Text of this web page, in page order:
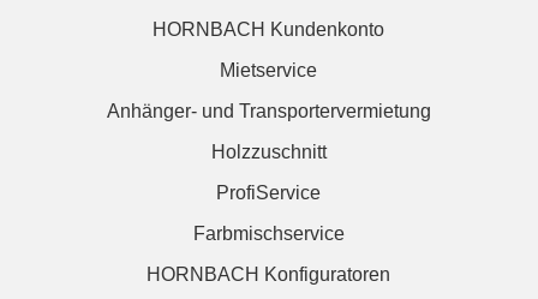
HORNBACH Kundenkonto
Mietservice
Anhänger- und Transportervermietung
Holzzuschnitt
ProfiService
Farbmischservice
HORNBACH Konfiguratoren